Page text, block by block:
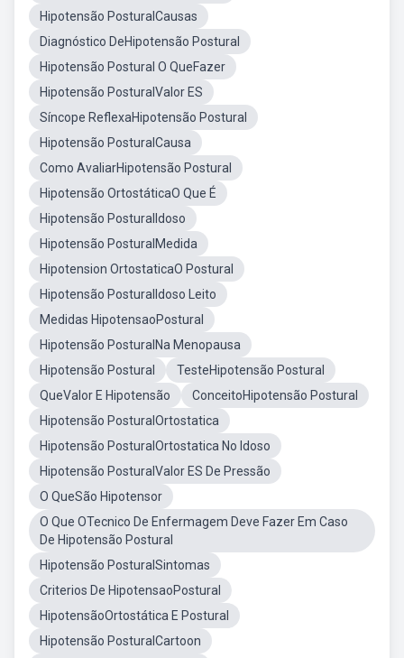
Hipotensão PosturalCausas
Diagnóstico DeHipotensão Postural
Hipotensão Postural O QueFazer
Hipotensão PosturalValor ES
Síncope ReflexaHipotensão Postural
Hipotensão PosturalCausa
Como AvaliarHipotensão Postural
Hipotensão OrtostáticaO Que É
Hipotensão PosturalIdoso
Hipotensão PosturalMedida
Hipotension OrtostaticaO Postural
Hipotensão PosturalIdoso Leito
Medidas HipotensaoPostural
Hipotensão PosturalNa Menopausa
Hipotensão Postural
TesteHipotensão Postural
QueValor E Hipotensão
ConceitoHipotensão Postural
Hipotensão PosturalOrtostatica
Hipotensão PosturalOrtostatica No Idoso
Hipotensão PosturalValor ES De Pressão
O QueSão Hipotensor
O Que OTecnico De Enfermagem Deve Fazer Em Caso
De Hipotensão Postural
Hipotensão PosturalSintomas
Criterios De HipotensaoPostural
HipotensãoOrtostática E Postural
Hipotensão PosturalCartoon